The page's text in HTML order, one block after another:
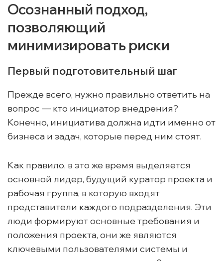
Осознанный подход,
позволяющий
минимизировать риски
Первый подготовительный шаг
Прежде всего, нужно правильно ответить на
вопрос — кто инициатор внедрения?
Конечно, инициатива должна идти именно от
бизнеса и задач, которые перед ним стоят.
Как правило, в это же время выделяется
основной лидер, будущий куратор проекта и
рабочая группа, в которую входят
представители каждого подразделения. Эти
люди формируют основные требования и
положения проекта, они же являются
ключевыми пользователями системы и